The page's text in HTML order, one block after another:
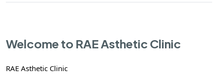
Welcome to RAE Asthetic Clinic
RAE Asthetic Clinic